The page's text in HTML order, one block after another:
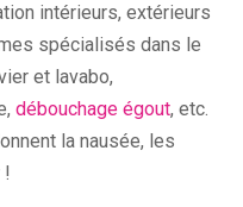
intérieurs, extérieurs
spécialisés dans le
et lavabo,
débouchage égout, etc.
la nausée, les